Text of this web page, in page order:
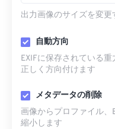
出力画像のサイズを変更
自動方向
EXIFに保存されている
正しく方向付けます
メタデータの削除
画像からプロファイル
縮小します